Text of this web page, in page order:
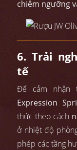
chiêm ngưỡng
6. Trải
tế
Để cảm nhận
Expression
thức theo cách
ở nhiệt độ
phép các tầng